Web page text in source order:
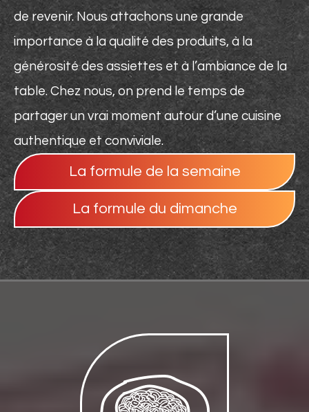
de revenir. Nous attachons une grande
importance à la qualité des produits, à la
générosité des assiettes et à l’ambiance de la
table. Chez nous, on prend le temps de
partager un vrai moment autour d’une cuisine
authentique et conviviale.
La formule de la semaine
La formule du dimanche